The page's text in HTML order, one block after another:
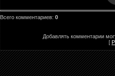
Всего комментариев: 0
Добавлять комментарии
[